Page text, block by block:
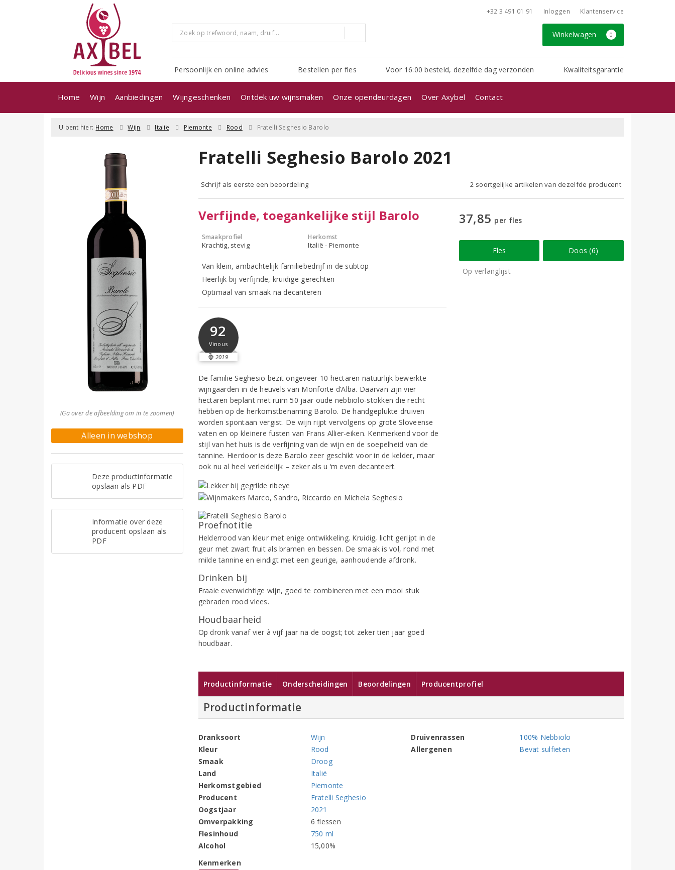
+32 3 491 01 91 Inloggen Klantenservice
Winkelwagen 0
Persoonlijk en online advies Bestellen per fles Voor 16:00 besteld, dezelfde dag verzonden Kwaliteitsgarantie
Home Wijn Aanbiedingen Wijngeschenken Ontdek uw wijnsmaken Onze opendeurdagen Over Axybel Contact
U bent hier: Home Wijn Italië Piemonte Rood Fratelli Seghesio Barolo
(Ga over de afbeelding om in te zoomen)
Alleen in webshop
Deze productinformatie
opslaan als PDF
Informatie over deze
producent opslaan als
PDF
Fratelli Seghesio Barolo 2021
Schrijf als eerste een beoordeling 2 soortgelijke artikelen van dezelfde producent
Verfijnde, toegankelijke stijl Barolo
Smaakprofiel
Krachtig, stevig
Herkomst
Italië - Piemonte
Van klein, ambachtelijk familiebedrijf in de subtop
Heerlijk bij verfijnde, kruidige gerechten
Optimaal van smaak na decanteren
92
Vinous
2019
De familie Seghesio bezit ongeveer 10 hectaren natuurlijk bewerkte
wijngaarden in de heuvels van Monforte d’Alba. Daarvan zijn vier
hectaren beplant met ruim 50 jaar oude nebbiolo-stokken die recht
hebben op de herkomstbenaming Barolo. De handgeplukte druiven
worden spontaan vergist. De wijn rijpt vervolgens op grote Sloveense
vaten en op kleinere fusten van Frans Allier-eiken. Kenmerkend voor de
stijl van het huis is de verfijning van de wijn en de soepelheid van de
tannine. Hierdoor is deze Barolo zeer geschikt voor in de kelder, maar
ook nu al heel verleidelijk – zeker als u ‘m even decanteert.
Proefnotitie
Helderrood van kleur met enige ontwikkeling. Kruidig, licht gerijpt in de
geur met zwart fruit als bramen en bessen. De smaak is vol, rond met
milde tannine en eindigt met een geurige, aanhoudende afdronk.
Drinken bij
Fraaie evenwichtige wijn, goed te combineren met een mooi stuk
gebraden rood vlees.
Houdbaarheid
Op dronk vanaf vier à vijf jaar na de oogst; tot zeker tien jaar goed
houdbaar.
37,85 per fles
Fles Doos (6)
Op verlanglijst
Productinformatie Onderscheidingen Beoordelingen Producentprofiel
Productinformatie
Dranksoort
Wijn
Kleur
Rood
Smaak
Droog
Land
Italië
Herkomstgebied
Piemonte
Producent
Fratelli Seghesio
Oogstjaar
2021
Omverpakking
6 flessen
Flesinhoud
750 ml
Alcohol
15,00%
Druivenrassen
100% Nebbiolo
Allergenen
Bevat sulfieten
Kenmerken